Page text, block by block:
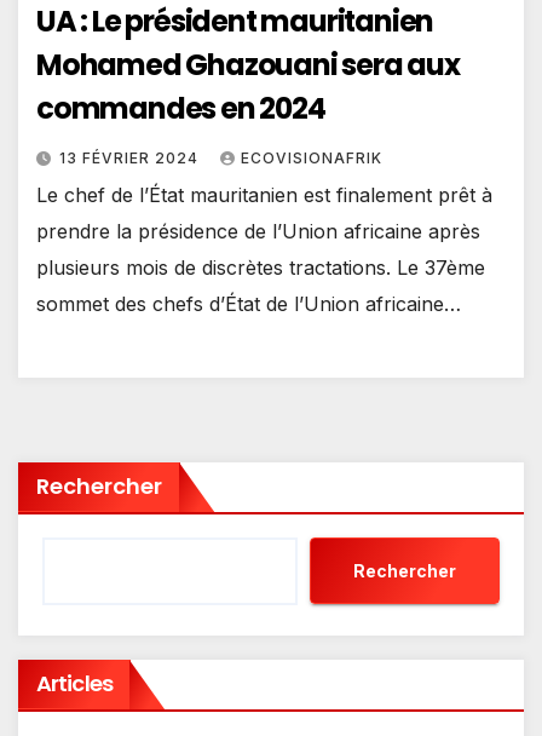
UA : Le président mauritanien
Mohamed Ghazouani sera aux
commandes en 2024
13 FÉVRIER 2024 ECOVISIONAFRIK
Le chef de l’État mauritanien est finalement prêt à
prendre la présidence de l’Union africaine après
plusieurs mois de discrètes tractations. Le 37ème
sommet des chefs d’État de l’Union africaine…
Rechercher
Rechercher
Articles